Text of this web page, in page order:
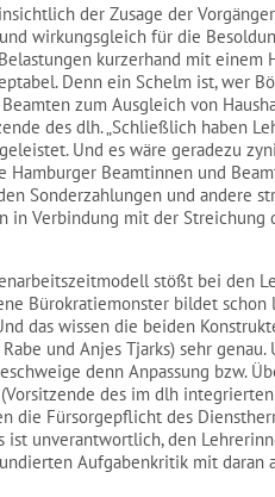
der Zusage der
wirkungsgleich für die
kurzerhand mit einem
Denn ein Schelm ist, wer
zum Ausgleich von
des dlh. „Schließlich haben
Und es wäre geradezu
Hamburger Beamtinnen und
Sonderzahlungen und andere
in Verbindung mit der Streichung
stößt bei den
Bürokratiemonster bildet
das wissen die beiden
und Anjes Tjarks) sehr genau.
denn Anpassung bzw.
des im dlh
die Fürsorgepflicht des
ist unverantwortlich, den
Aufgabenkritik mit daran